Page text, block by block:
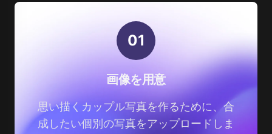
01
画像を用意
思い描くカップル写真を作るために、合
成したい個別の写真をアップロードしま